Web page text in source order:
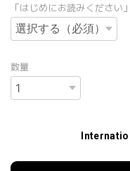
「はじめにお読みください
数量